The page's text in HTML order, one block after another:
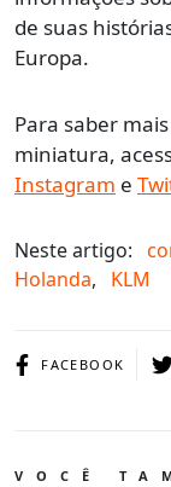
de suas
Europa.
Para saber
miniatura,
Instagram e
Neste artigo:
Holanda, KLM
FACEBOOK
VOCÊ